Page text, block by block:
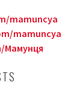
mamuncya
mamuncya
Мамунця